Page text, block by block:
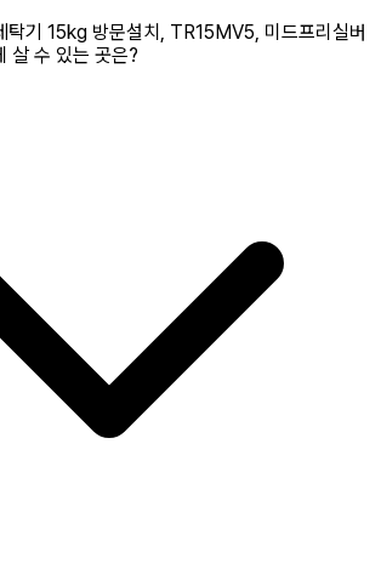
탁기 15kg 방문설치, TR15MV5, 미드프리실버
살 수 있는 곳은?